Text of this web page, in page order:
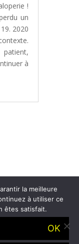
!
un
2020
à
la meilleure
à utiliser ce
êtes satisfait.
OK